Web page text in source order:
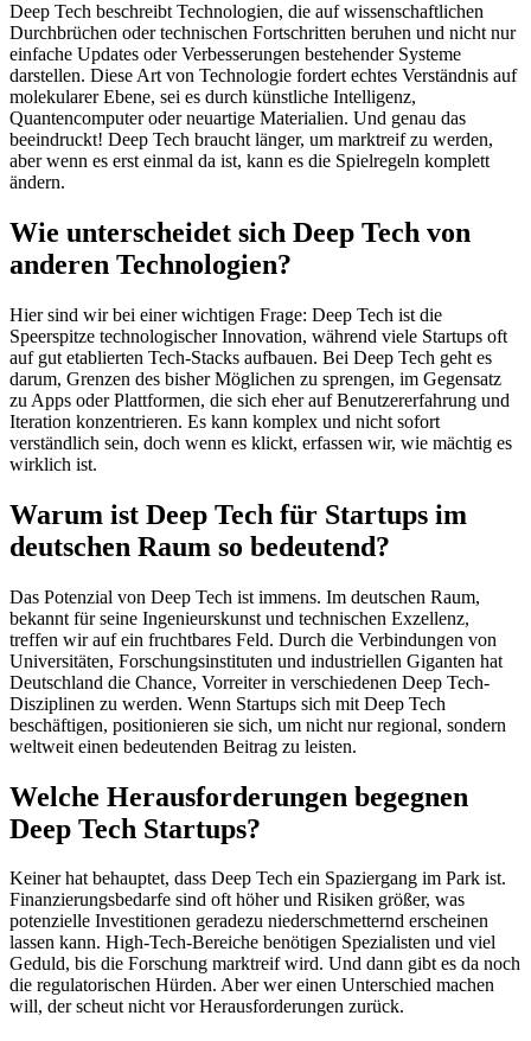
Deep Tech beschreibt Technologien, die auf wissenschaftlichen
Durchbrüchen oder technischen Fortschritten beruhen und nicht nur
einfache Updates oder Verbesserungen bestehender Systeme
darstellen. Diese Art von Technologie fordert echtes Verständnis auf
molekularer Ebene, sei es durch künstliche Intelligenz,
Quantencomputer oder neuartige Materialien. Und genau das
beeindruckt! Deep Tech braucht länger, um marktreif zu werden,
aber wenn es erst einmal da ist, kann es die Spielregeln komplett
ändern.
Wie unterscheidet sich Deep Tech von
anderen Technologien?
Hier sind wir bei einer wichtigen Frage: Deep Tech ist die
Speerspitze technologischer Innovation, während viele Startups oft
auf gut etablierten Tech-Stacks aufbauen. Bei Deep Tech geht es
darum, Grenzen des bisher Möglichen zu sprengen, im Gegensatz
zu Apps oder Plattformen, die sich eher auf Benutzererfahrung und
Iteration konzentrieren. Es kann komplex und nicht sofort
verständlich sein, doch wenn es klickt, erfassen wir, wie mächtig es
wirklich ist.
Warum ist Deep Tech für Startups im
deutschen Raum so bedeutend?
Das Potenzial von Deep Tech ist immens. Im deutschen Raum,
bekannt für seine Ingenieurskunst und technischen Exzellenz,
treffen wir auf ein fruchtbares Feld. Durch die Verbindungen von
Universitäten, Forschungsinstituten und industriellen Giganten hat
Deutschland die Chance, Vorreiter in verschiedenen Deep Tech-
Disziplinen zu werden. Wenn Startups sich mit Deep Tech
beschäftigen, positionieren sie sich, um nicht nur regional, sondern
weltweit einen bedeutenden Beitrag zu leisten.
Welche Herausforderungen begegnen
Deep Tech Startups?
Keiner hat behauptet, dass Deep Tech ein Spaziergang im Park ist.
Finanzierungsbedarfe sind oft höher und Risiken größer, was
potenzielle Investitionen geradezu niederschmetternd erscheinen
lassen kann. High-Tech-Bereiche benötigen Spezialisten und viel
Geduld, bis die Forschung marktreif wird. Und dann gibt es da noch
die regulatorischen Hürden. Aber wer einen Unterschied machen
will, der scheut nicht vor Herausforderungen zurück.